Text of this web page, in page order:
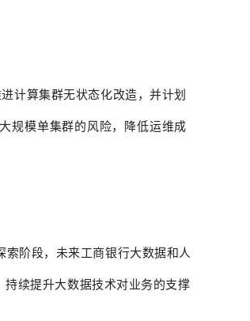
计算集群无状态化改造，并计划
规模单集群的风险，降低运维成
阶段，未来工商银行大数据和人
续提升大数据技术对业务的支撑